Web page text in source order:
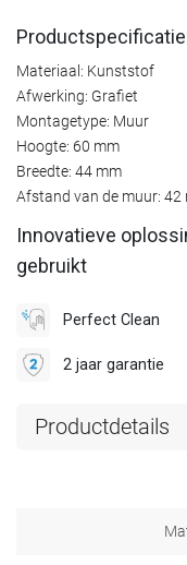
Materiaal: Kunststof
Afwerking: Grafiet
Montagetype: Muur
Hoogte: 60 mm
Breedte: 44 mm
Afstand van de muur: 42
Innovatieve
gebruikt
Perfect Clean
2 jaar garantie
Productdetails